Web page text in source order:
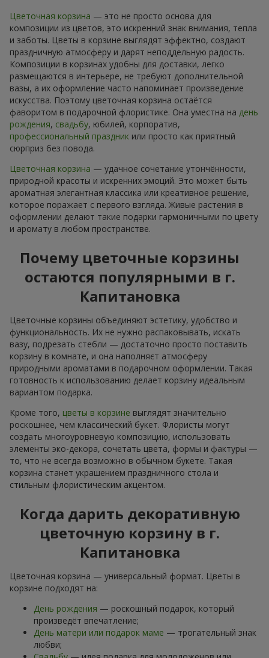
Цветочная корзина — это не просто основа для
композиции из цветов, это искренний знак внимания, тепла
и заботы. Цветы в корзине выглядят эффектно, создают
праздничную атмосферу и дарят неподдельную радость.
Композиции в корзинах удобны для доставки, легко
размещаются в интерьере, не требуют дополнительной
вазы, а их оформление часто напоминает произведение
искусства. Поэтому цветочная корзина остаётся
фаворитом в подарочной флористике. Она уместна на день
рождения, свадьбу, юбилей, корпоратив,
профессиональный праздник или просто как приятный
сюрприз без повода.
Цветочная корзина — удачное сочетание утончённости,
природной красоты и искренних эмоций. Это может быть
ароматная элегантная классика или креативное решение,
которое поражает с первого взгляда. Живые растения в
оформлении делают такие подарки гармоничными по цвету
и аромату в любом пространстве.
Почему цветочные корзины
остаются популярными в г.
Капитановка
Цветочные корзины объединяют эстетику, удобство и
функциональность. Их не нужно распаковывать, искать
вазу, подрезать стебли — достаточно просто поставить
корзину в комнате, и она наполняєт атмосферу
природными ароматами в подарочном оформлении. Такая
готовность к использованию делает корзину идеальным
вариантом подарка.
Кроме того, цветы в корзине выглядят значительно
роскошнее, чем классический букет. Флористы могут
создать многоуровневую композицию, использовать
элементы эко-декора, сочетать цвета, формы и фактуры —
то, что не всегда возможно в обычном букете. Такая
корзина станет украшением праздничного стола и
стильным флористическим акцентом.
Когда дарить декоративную
цветочную корзину в г.
Капитановка
Цветочная корзина — универсальный формат. Цветы в
корзине подходят на:
День рождения — роскошный подарок, который
произведёт впечатление;
День матери или подарок маме — трогательный знак
любви;